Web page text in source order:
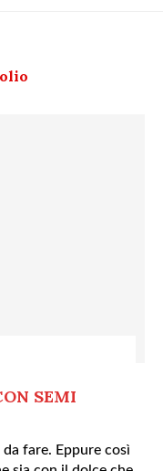
SEMI
da fare. Eppure così